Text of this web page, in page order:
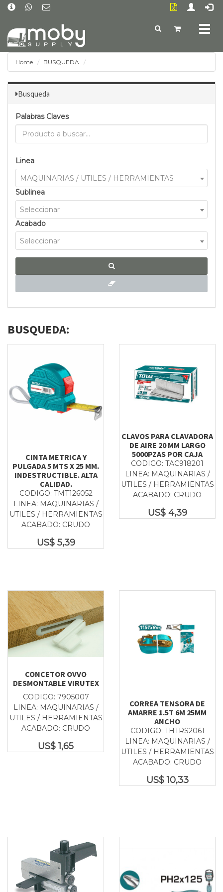
Home BUSQUEDA
Busqueda
Palabras Claves
Linea
MAQUINARIAS / UTILES / HERRAMIENTAS
Sublinea
Seleccionar
Acabado
Seleccionar
BUSQUEDA:
CINTA METRICA Y
PULGADA 5 MTS X 25 MM.
INDESTRUCTIBLE. ALTA
CALIDAD.
CODIGO: TMT126052
LINEA: MAQUINARIAS /
UTILES / HERRAMIENTAS
ACABADO: CRUDO
US$ 5,39
CLAVOS PARA CLAVADORA
DE AIRE 20 MM LARGO
5000PZAS POR CAJA
CODIGO: TAC918201
LINEA: MAQUINARIAS /
UTILES / HERRAMIENTAS
ACABADO: CRUDO
US$ 4,39
CONCETOR OVVO
DESMONTABLE VIRUTEX
CODIGO: 7905007
LINEA: MAQUINARIAS /
UTILES / HERRAMIENTAS
ACABADO: CRUDO
US$1,65
CORREA TENSORA DE
AMARRE 1.5T 6M 25MM
ANCHO
CODIGO: THTRS2061
LINEA: MAQUINARIAS /
UTILES / HERRAMIENTAS
ACABADO: CRUDO
US$10,33